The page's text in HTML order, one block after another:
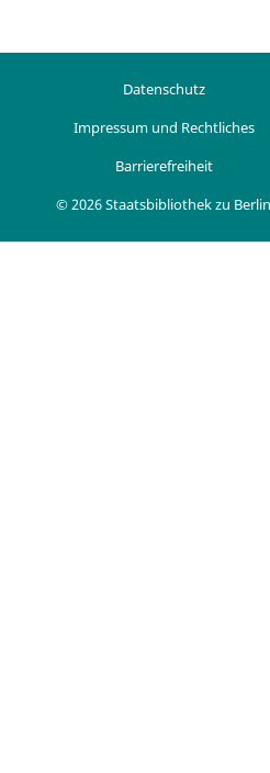
Datenschutz
Impressum und Rechtliches
Barrierefreiheit
© 2026 Staatsbibliothek zu Berlin